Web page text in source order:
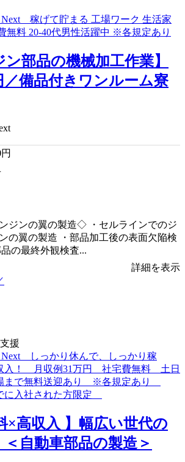
ン部品の機械加工作業】
／備品付きワンルーム寮
円
ジンの翼の製造◇ ・セルラインでのジ
の翼の製造 ・部品加工後の表面欠陥検
の最終外観検査...
詳細を表示
援
×高収入 】幅広い世代の
自動車部品の製造＞